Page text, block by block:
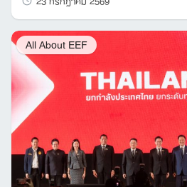
All About EEF